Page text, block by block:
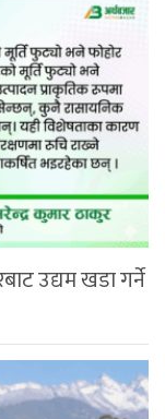
उद्यम खडा गर्ने